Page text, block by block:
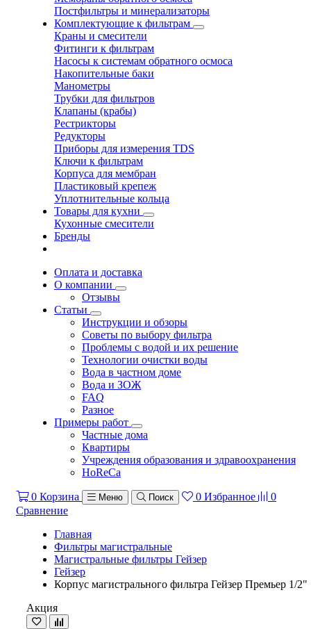
Постфильтры и минерализаторы
Комплектующие к фильтрам
Краны и смесители
Фитинги к фильтрам
Насосы к системам обратного осмоса
Накопительные баки
Манометры
Трубки для фильтров
Клапаны (крабы)
Рестрикторы
Редукторы
Приборы для измерения TDS
Ключи к фильтрам
Корпуса для мембран
Пластиковый крепеж
Уплотнительные кольца
Товары для кухни
Кухонные смесители
Бренды
Оплата и доставка
О компании
Отзывы
Статьи
Инструкции и обзоры
Советы по выбору фильтра
Проблемы с водой и их решение
Технологии очистки воды
Вода в частном доме
Вода и ЗОЖ
FAQ
Разное
Примеры работ
Частные дома
Квартиры
Учреждения образования и здравоохранения
HoReCa
0 Корзина Меню Поиск 0 Избранное
0
Сравнение
Главная
Фильтры магистральные
Магистральные фильтры Гейзер
Гейзер
Корпус магистрального фильтра Гейзер Премьер 1/2"
Акция